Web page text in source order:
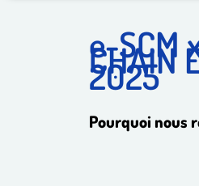
e-SCM
CHAIN
2025
Pourquoi nous